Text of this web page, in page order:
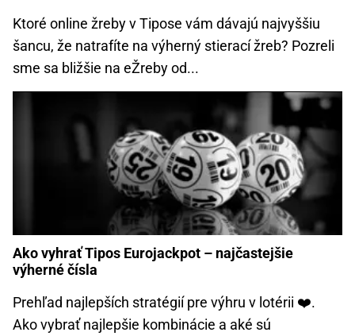
Ktoré online žreby v Tipose vám dávajú najvyššiu
šancu, že natrafíte na výherný stierací žreb? Pozreli
sme sa bližšie na eŽreby od...
Ako vyhrať Tipos Eurojackpot – najčastejšie
výherné čísla
Prehľad najlepších stratégií pre výhru v lotérii ❤️.
Ako vybrať najlepšie kombinácie a aké sú